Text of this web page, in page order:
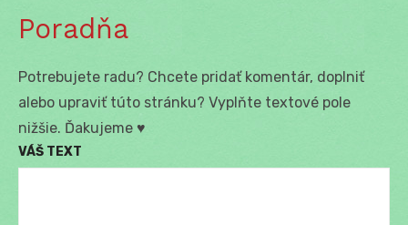
Poradňa
Potrebujete radu? Chcete pridať komentár, doplniť
alebo upraviť túto stránku? Vyplňte textové pole
nižšie. Ďakujeme ♥
VÁŠ TEXT